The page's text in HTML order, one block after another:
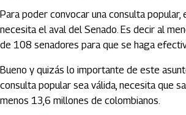
Para poder convocar una consulta popular,
necesita el aval del Senado. Es decir al
de 108 senadores para que se haga
Bueno y quizás lo importante de este
consulta popular sea válida, necesita que
menos 13,6 millones de colombianos.